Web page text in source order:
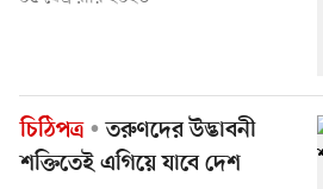
চিঠিপত্র
তরুণদের উদ্ভাবনী
শক্তিতেই এগিয়ে যাবে দেশ